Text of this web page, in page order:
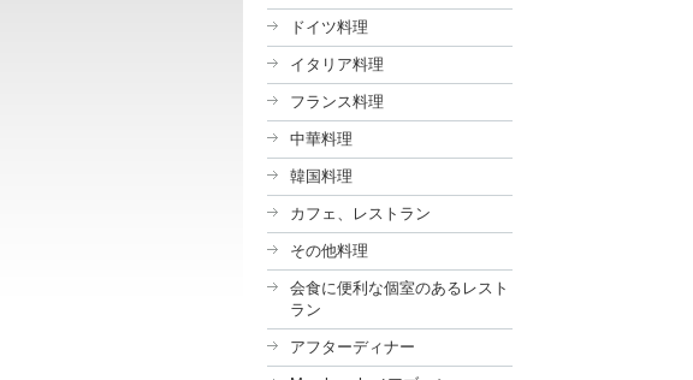
ドイツ料理
イタリア料理
フランス料理
中華料理
韓国料理
カフェ、レストラン
その他料理
会食に便利な個室のあるレスト
ラン
アフターディナー